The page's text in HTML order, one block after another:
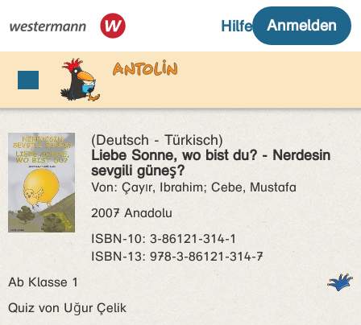
(Deutsch - Türkisch)
Liebe Sonne, wo bist du? - Nerdesin
sevgili güneş?
Von: Çayır, Ibrahim; Cebe, Mustafa
2007 Anadolu
ISBN‑10: 3-86121-314-1
ISBN‑13: 978-3-86121-314-7
Ab Klasse 1
Quiz von Uğur Çelik